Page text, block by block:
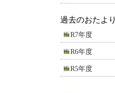
過去のおたより
R7年度
R6年度
R5年度